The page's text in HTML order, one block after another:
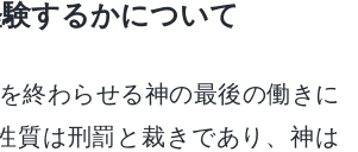
するかについて
終わらせる神の最後の働きに
質は刑罰と裁きであり、神は